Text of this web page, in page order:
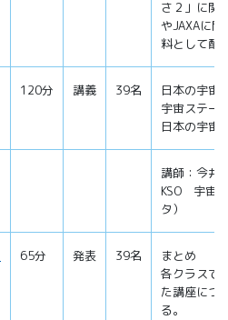
さ２」に関
やJAXAに
料として配
120分 講義 39名
日本の宇宙
宇宙ステー
日本の宇宙
講師：今
KSO 宇宙
タ）
65分 発表 39名
まとめ
各クラスで
た講座につ
る。